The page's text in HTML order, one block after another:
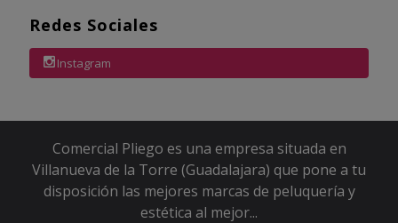
Redes Sociales
Instagram
Comercial Pliego es una empresa situada en
Villanueva de la Torre (Guadalajara) que pone a tu
disposición las mejores marcas de peluquería y
estética al mejor...